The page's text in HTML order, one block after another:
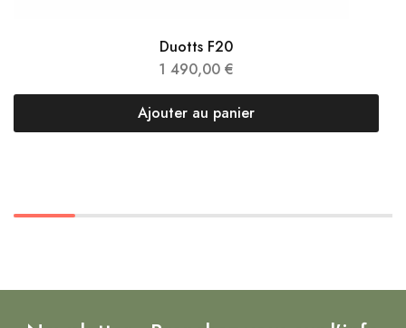
Duotts F20
1 490,00 €
Ajouter au panier